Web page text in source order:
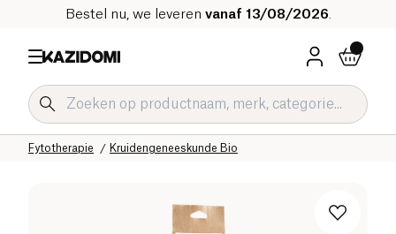
Bestel nu, we leveren vanaf 13/08/2026
Kruidengeneeskunde Bio
Fytotherapie
Welzijn & Gezondheid
Onze biologische catalogus
Home